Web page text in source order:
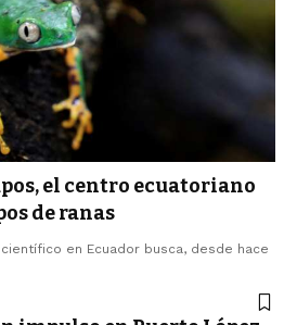
el centro ecuatoriano
de ranas
en Ecuador busca, desde hace